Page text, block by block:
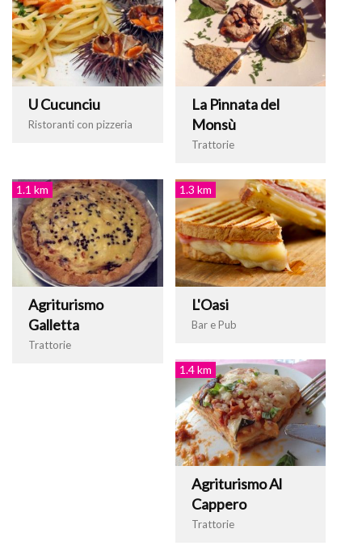
U Cucunciu
Ristoranti con pizzeria
La Pinnata del
Monsù
Trattorie
1.1 km
Agriturismo
Galletta
Trattorie
1.3 km
L'Oasi
Bar e Pub
1.4 km
Agriturismo Al
Cappero
Trattorie